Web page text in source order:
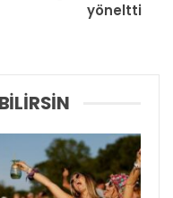
yöneltti